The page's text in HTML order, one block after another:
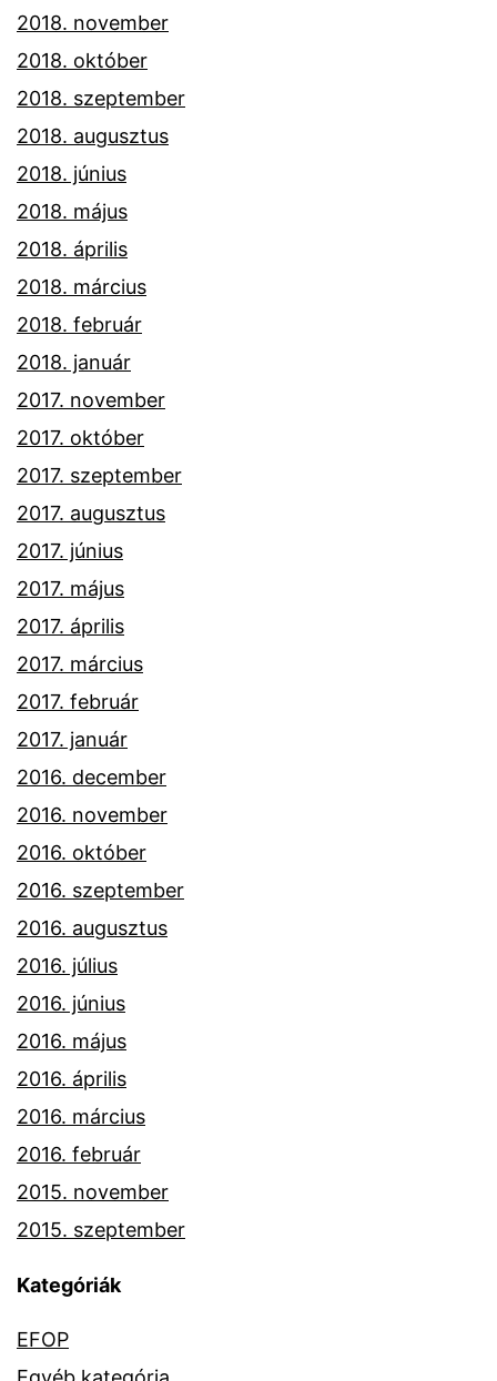
2018. november
2018. október
2018. szeptember
2018. augusztus
2018. június
2018. május
2018. április
2018. március
2018. február
2018. január
2017. november
2017. október
2017. szeptember
2017. augusztus
2017. június
2017. május
2017. április
2017. március
2017. február
2017. január
2016. december
2016. november
2016. október
2016. szeptember
2016. augusztus
2016. július
2016. június
2016. május
2016. április
2016. március
2016. február
2015. november
2015. szeptember
Kategóriák
EFOP